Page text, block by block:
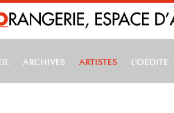
NAVIGATION
ARCHIVES ARTISTES L'OÉDITE